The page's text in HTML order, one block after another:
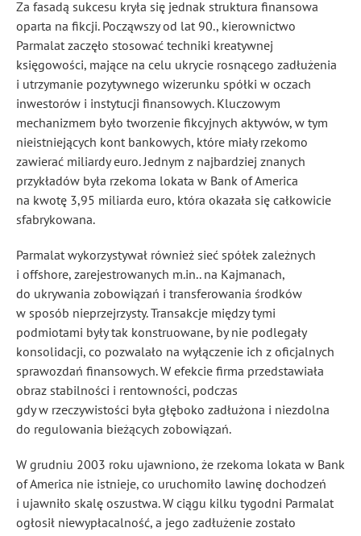
Za fasadą sukcesu kryła się jednak struktura finansowa
oparta na fikcji. Począwszy od lat 90., kierownictwo
Parmalat zaczęło stosować techniki kreatywnej
księgowości, mające na celu ukrycie rosnącego zadłużenia
i utrzymanie pozytywnego wizerunku spółki w oczach
inwestorów i instytucji finansowych. Kluczowym
mechanizmem było tworzenie fikcyjnych aktywów, w tym
nieistniejących kont bankowych, które miały rzekomo
zawierać miliardy euro. Jednym z najbardziej znanych
przykładów była rzekoma lokata w Bank of America
na kwotę 3,95 miliarda euro, która okazała się całkowicie
sfabrykowana.
Parmalat wykorzystywał również sieć spółek zależnych
i offshore, zarejestrowanych m.in.. na Kajmanach,
do ukrywania zobowiązań i transferowania środków
w sposób nieprzejrzysty. Transakcje między tymi
podmiotami były tak konstruowane, by nie podlegały
konsolidacji, co pozwalało na wyłączenie ich z oficjalnych
sprawozdań finansowych. W efekcie firma przedstawiała
obraz stabilności i rentowności, podczas
gdy w rzeczywistości była głęboko zadłużona i niezdolna
do regulowania bieżących zobowiązań.
W grudniu 2003 roku ujawniono, że rzekoma lokata w Bank
of America nie istnieje, co uruchomiło lawinę dochodzeń
i ujawniło skalę oszustwa. W ciągu kilku tygodni Parmalat
ogłosił niewypłacalność, a jego zadłużenie zostało